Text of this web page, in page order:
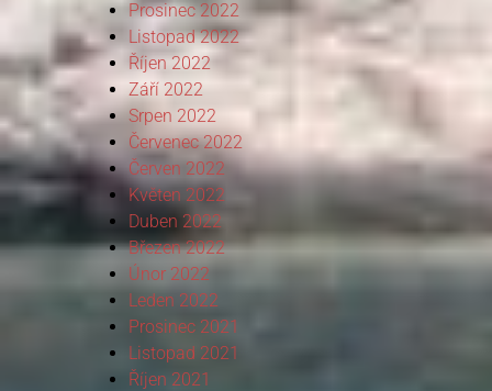
Prosinec 2022
Listopad 2022
Říjen 2022
Září 2022
Srpen 2022
Červenec 2022
Červen 2022
Květen 2022
Duben 2022
Březen 2022
Únor 2022
Leden 2022
Prosinec 2021
Listopad 2021
Říjen 2021